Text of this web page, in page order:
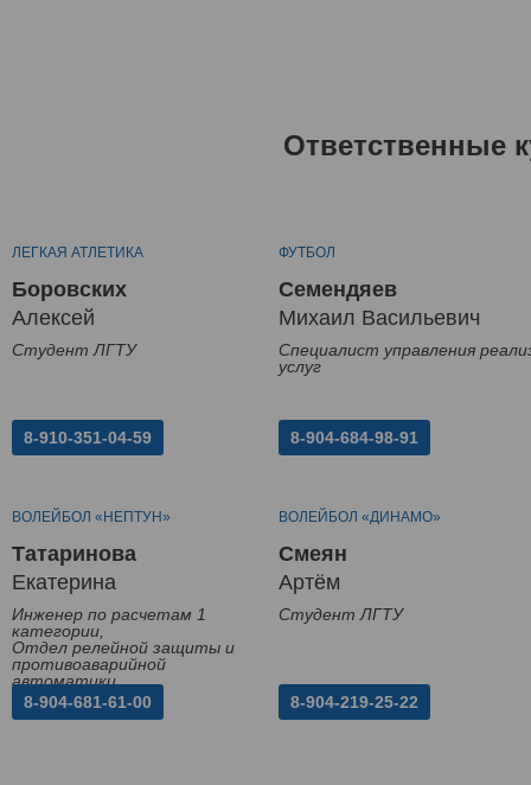
Ответственные
ЛЕГКАЯ АТЛЕТИКА
Боровских
Алексей
Студент ЛГТУ
8-910-351-04-59
ФУТБОЛ
Семендяев
Михаил Васильевич
Специалист управления
услуг
8-904-684-98-91
ВОЛЕЙБОЛ «НЕПТУН»
Татаринова
Екатерина
Инженер по расчетам 1
категории,
Отдел релейной защиты и
противоаварийной
автоматики
8-904-681-61-00
ВОЛЕЙБОЛ «ДИНАМО»
Смеян
Артём
Студент ЛГТУ
8-904-219-25-22